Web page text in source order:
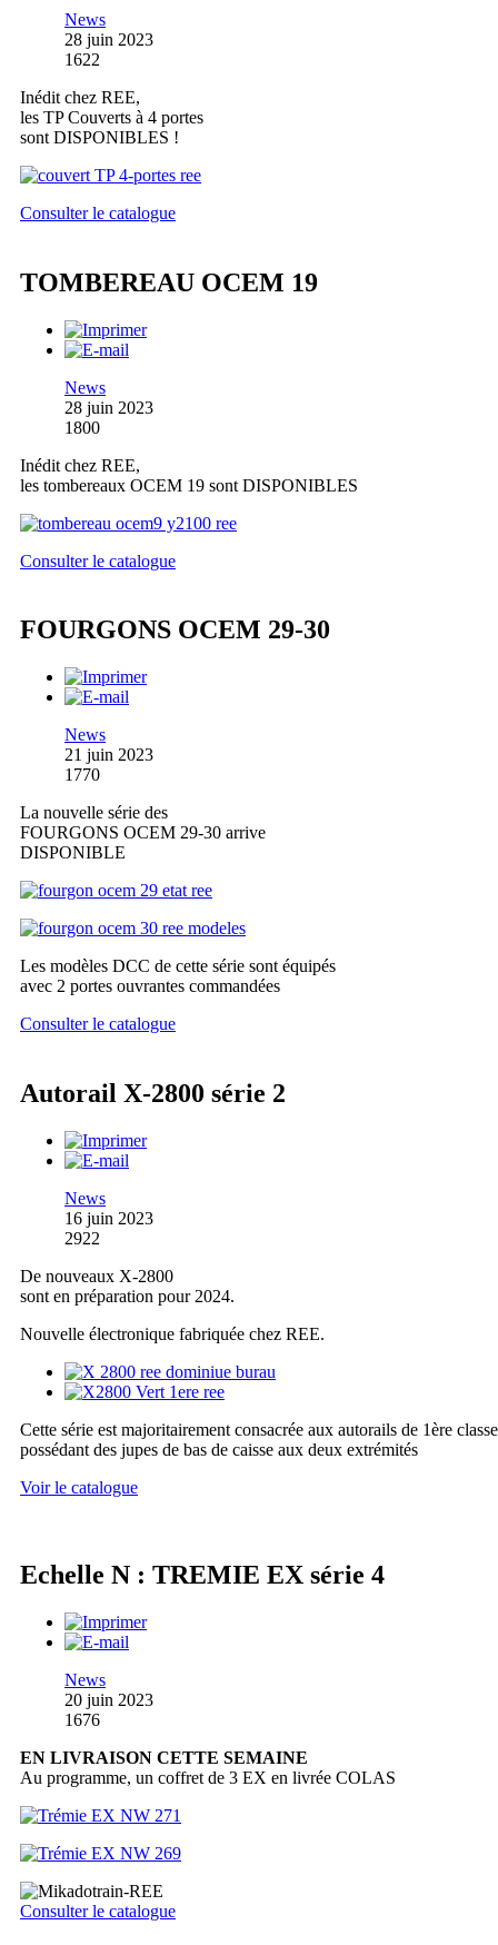
News
28 juin 2023
1622
Inédit chez REE,
les TP Couverts à 4 portes
sont DISPONIBLES !
Consulter le catalogue
TOMBEREAU OCEM 19
News
28 juin 2023
1800
Inédit chez REE,
les tombereaux OCEM 19 sont DISPONIBLES
Consulter le catalogue
FOURGONS OCEM 29-30
News
21 juin 2023
1770
La nouvelle série des
FOURGONS OCEM 29-30 arrive
DISPONIBLE
Les modèles DCC de cette série sont équipés
avec 2 portes ouvrantes commandées
Consulter le catalogue
Autorail X-2800 série 2
News
16 juin 2023
2922
De nouveaux X-2800
sont en préparation pour 2024.
Nouvelle électronique fabriquée chez REE.
Cette série est majoritairement consacrée aux autorails de 1ère classe
possédant des jupes de bas de caisse aux deux extrémités
Voir le catalogue
Echelle N : TREMIE EX série 4
News
20 juin 2023
1676
EN LIVRAISON CETTE SEMAINE
Au programme, un coffret de 3 EX en livrée COLAS
Consulter le catalogue